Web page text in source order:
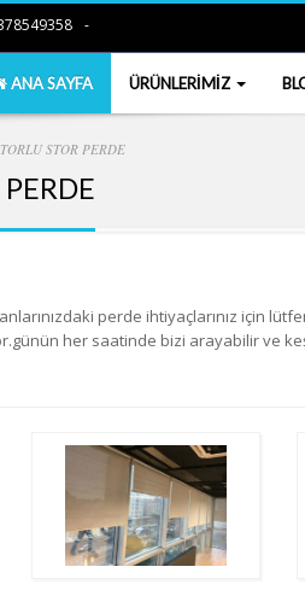
-
ANA SAYFA ÜRÜNLERİMİZ
STOR PERDE
perde ihtiyaçlarınız için
her saatinde bizi arayabilir ve